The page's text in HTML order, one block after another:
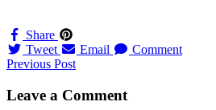
Share
Tweet
Email Comment
Navigation
til
Previous Post
Leave a Comment